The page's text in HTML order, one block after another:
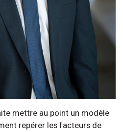
mettre au point un modèle
repérer les facteurs de